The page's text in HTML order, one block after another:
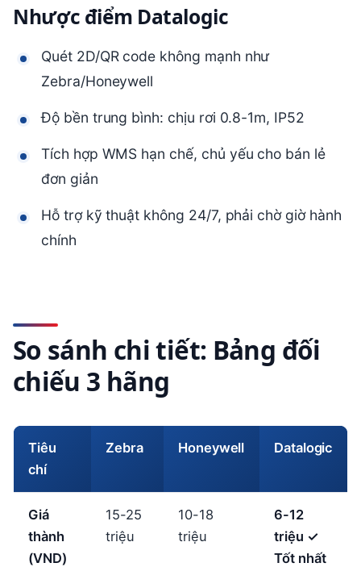
Nhược điểm Datalogic
Quét 2D/QR code không mạnh như
Zebra/Honeywell
Độ bền trung bình: chịu rơi 0.8-1m, IP52
Tích hợp WMS hạn chế, chủ yếu cho bán lẻ
đơn giản
Hỗ trợ kỹ thuật không 24/7, phải chờ giờ hành
chính
So sánh chi tiết: Bảng đối
chiếu 3 hãng
Tiêu
chí
Zebra Honeywell Datalogic
Giá
thành
(VND)
15-25
triệu
10-18
triệu
6-12
triệu ✓
Tốt nhất